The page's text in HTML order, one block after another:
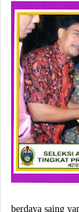
berdaya saing